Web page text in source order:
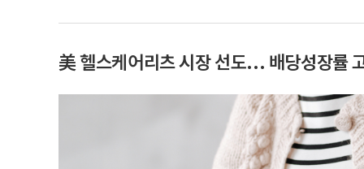
美 헬스케어리츠 시장 선도... 배당성장률